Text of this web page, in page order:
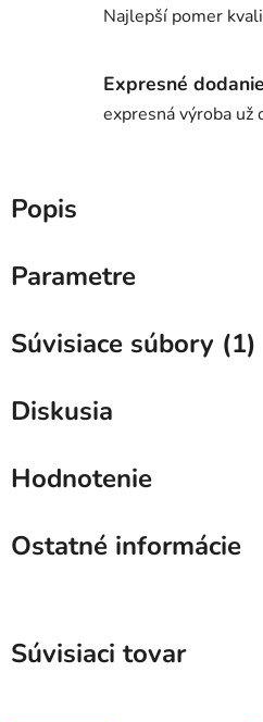
Najlepší pomer
Expresné dodanie
expresná výroba už
Popis
Parametre
Súvisiace súbory (1)
Diskusia
Hodnotenie
Ostatné informácie
Súvisiaci tovar